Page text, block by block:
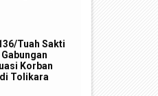
Tuah Sakti
Korban
Tolikara